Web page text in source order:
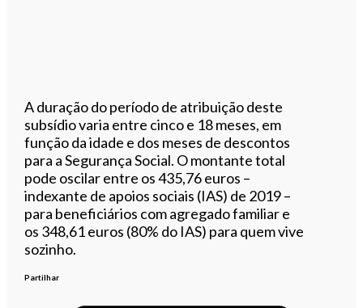
A duração do período de atribuição deste
subsídio varia entre cinco e 18 meses, em
função da idade e dos meses de descontos
para a Segurança Social. O montante total
pode oscilar entre os 435,76 euros –
indexante de apoios sociais (IAS) de 2019 –
para beneficiários com agregado familiar e
os 348,61 euros (80% do IAS) para quem vive
sozinho.
Partilhar